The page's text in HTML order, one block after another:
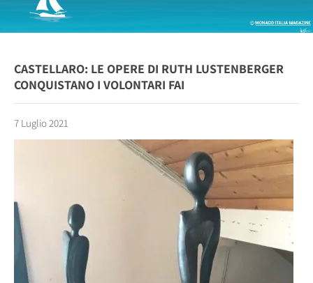
CASTELLARO: LE OPERE DI RUTH LUSTENBERGER
CONQUISTANO I VOLONTARI FAI
7 Luglio 2021